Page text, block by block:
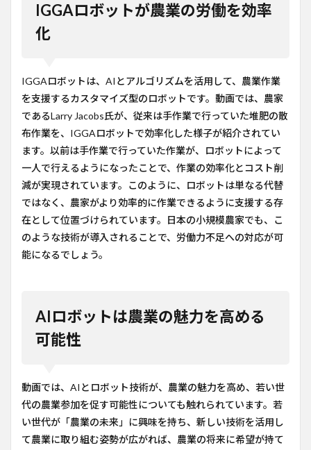
IGGAロボットが農業の労働を効率
化
IGGAロボットは、AIとアルゴリズムを活用して、農業作業
を支援するカスタマイズ型のロボットです。動画では、農家
であるLarry Jacobs氏が、従来は手作業で行っていた堆肥の散
布作業を、IGGAロボットで効率化した様子が紹介されてい
ます。以前は手作業で行っていた作業が、ロボットによって
一人で行えるようになったことで、作業の効率化とコスト削
減が実現されています。このように、ロボットは単なる代替
ではなく、農家がより効率的に作業できるように支援する存
在として位置づけられています。日本の小規模農家でも、こ
のような技術が導入されることで、労働力不足への対応が可
能になるでしょう。
AIロボットは農業の魅力を高める
可能性
動画では、AIとロボット技術が、農業の魅力を高め、若い世
代の農業参加を促す可能性についても触れられています。若
い世代が「農業の未来」に興味を持ち、新しい技術を活用し
て農業に取り組む姿勢が広がれば、農業の将来に希望が持て